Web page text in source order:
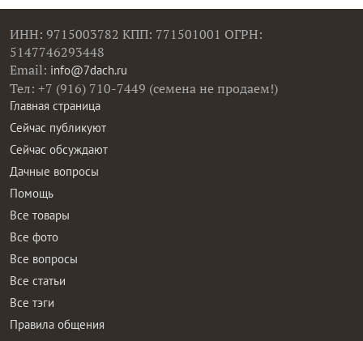
ИНН: 9715003782 КПП: 771501001 ОГРН:
5147746293448
Email: info@7dach.ru
Тел: +7 (916) 710-7449 (семена не продаем!)
Главная страница
Сейчас публикуют
Сейчас обсуждают
Дачные вопросы
Помощь
Все товары
Все фото
Все вопросы
Все статьи
Все тэги
Правила общения